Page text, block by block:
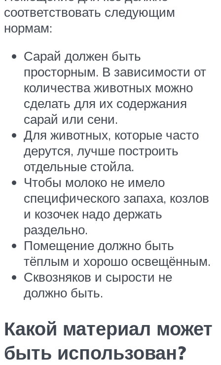
соответствовать следующим
нормам:
Сарай должен быть
просторным. В зависимости от
количества животных можно
сделать для их содержания
сарай или сени.
Для животных, которые часто
дерутся, лучше построить
отдельные стойла.
Чтобы молоко не имело
специфического запаха, козлов
и козочек надо держать
раздельно.
Помещение должно быть
тёплым и хорошо освещённым.
Сквозняков и сырости не
должно быть.
Какой материал может
быть использован?